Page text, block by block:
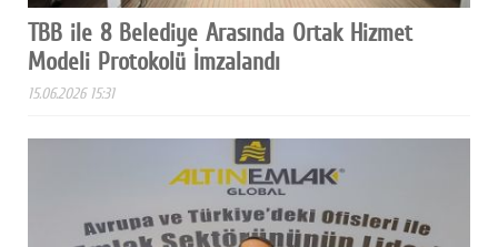
TBB ile 8 Belediye Arasında Ortak Hizmet
Modeli Protokolü İmzalandı
15.06.2026 15:31